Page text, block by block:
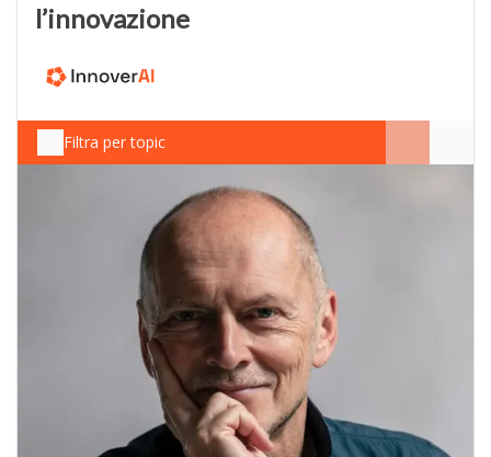
l’innovazione
Filtra per topic